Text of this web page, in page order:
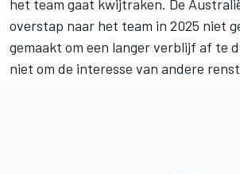
het team gaat kwijtraken. De
overstap naar het team in 2025 niet
gemaakt om een langer verblijf af te
niet om de interesse van andere